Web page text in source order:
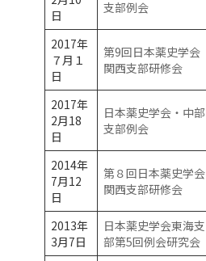
日
支部例会
2017年
７月１
日
第9回日本薬史学会
関西支部研修会
2017年
2月18
日
日本薬史学会・中部
支部例会
2014年
7月12
日
第８回日本薬史学会
関西支部研修会
2013年
3月7日
日本薬史学会東海支
部第5回例会研究会